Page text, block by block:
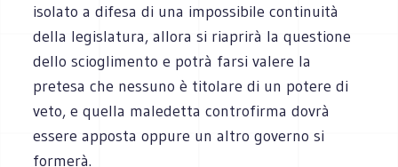
isolato a difesa di una impossibile continuità
della legislatura, allora si riaprirà la questione
dello scioglimento e potrà farsi valere la
pretesa che nessuno è titolare di un potere di
veto, e quella maledetta controfirma dovrà
essere apposta oppure un altro governo si
formerà.